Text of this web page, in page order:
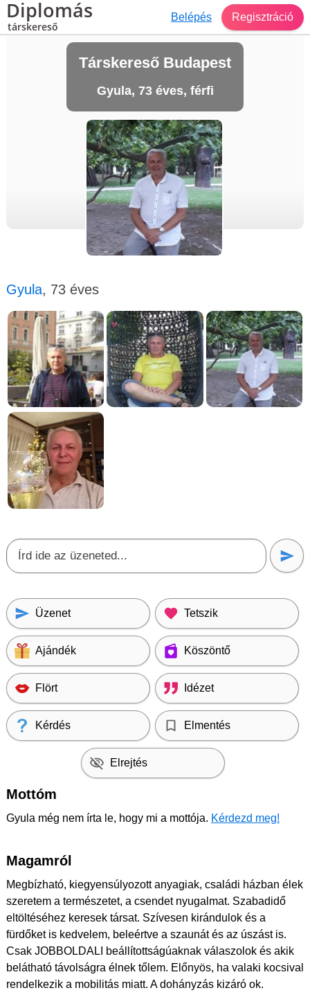
Diplomás
társkereső
Belépés Regisztráció
Társkereső Budapest
Gyula, 73 éves, férfi
Gyula, 73 éves
Üzenet Tetszik
Ajándék Köszöntő
Flört Idézet
Kérdés Elmentés
Elrejtés
Mottóm
Gyula még nem írta le, hogy mi a mottója. Kérdezd meg!
Magamról
Megbízható, kiegyensúlyozott anyagiak, családi házban élek
szeretem a természetet, a csendet nyugalmat. Szabadidő
eltöltéséhez keresek társat. Szívesen kirándulok és a
fürdőket is kedvelem, beleértve a szaunát és az úszást is.
Csak JOBBOLDALI beállítottságúaknak válaszolok és akik
belátható távolságra élnek tőlem. Előnyös, ha valaki kocsival
rendelkezik a mobilitás miatt. A dohányzás kizáró ok.